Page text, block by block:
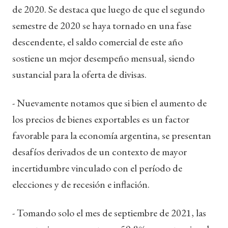
de 2020. Se destaca que luego de que el segundo
semestre de 2020 se haya tornado en una fase
descendente, el saldo comercial de este año
sostiene un mejor desempeño mensual, siendo
sustancial para la oferta de divisas.
- Nuevamente notamos que si bien el aumento de
los precios de bienes exportables es un factor
favorable para la economía argentina, se presentan
desafíos derivados de un contexto de mayor
incertidumbre vinculado con el período de
elecciones y de recesión e inflación.
- Tomando solo el mes de septiembre de 2021, las